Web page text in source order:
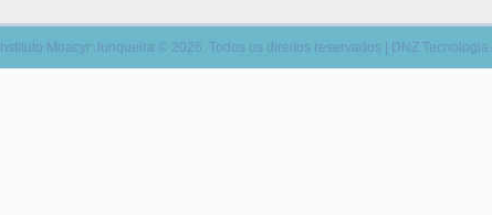
Instituto Moacyr Junqueira © 2026. Todos os direitos reservados | DNZ Tecnologia.